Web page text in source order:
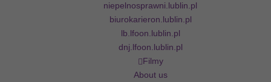
niepelnosprawni.lublin.pl
biurokarieron.lublin.pl
lb.lfoon.lublin.pl
dnj.lfoon.lublin.pl
Filmy
About us